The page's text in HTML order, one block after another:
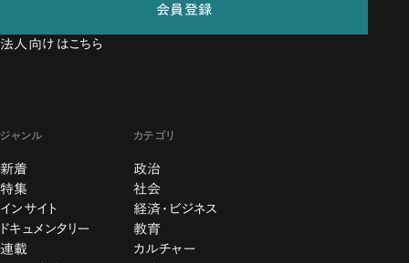
会員登録
法人向けはこちら
ジャンル
新着
特集
インサイト
ドキュメンタリー
連載
カテゴリ
政治
社会
経済・ビジネス
教育
カルチャー